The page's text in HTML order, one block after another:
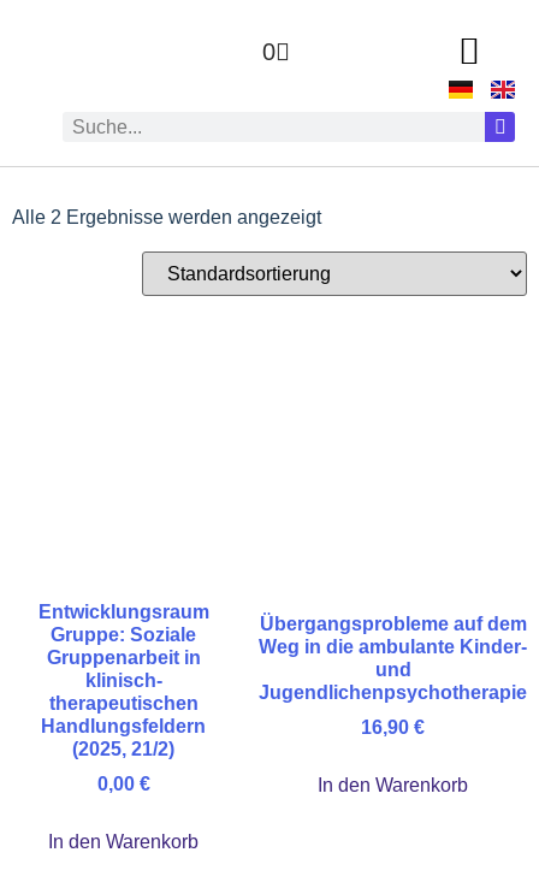
0
Alle 2 Ergebnisse werden angezeigt
Entwicklungsraum
Gruppe: Soziale
Gruppenarbeit in
klinisch-
therapeutischen
Handlungsfeldern
(2025, 21/2)
0,00 €
In den Warenkorb
Übergangsprobleme auf dem
Weg in die ambulante Kinder-
und
Jugendlichenpsychotherapie
16,90 €
In den Warenkorb